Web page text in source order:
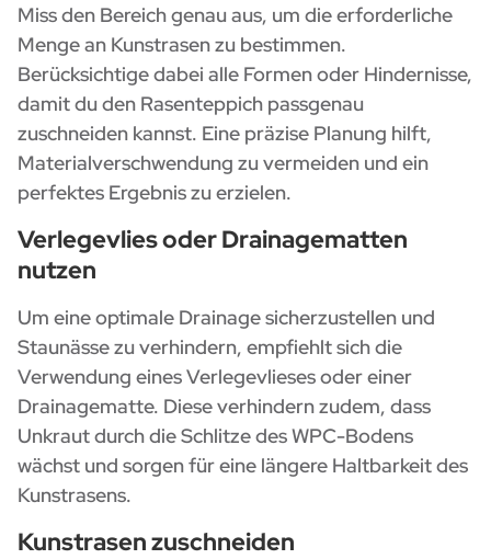
Miss den Bereich genau aus, um die erforderliche
Menge an Kunstrasen zu bestimmen.
Berücksichtige dabei alle Formen oder Hindernisse,
damit du den Rasenteppich passgenau
zuschneiden kannst. Eine präzise Planung hilft,
Materialverschwendung zu vermeiden und ein
perfektes Ergebnis zu erzielen.
Verlegevlies oder Drainagematten
nutzen
Um eine optimale Drainage sicherzustellen und
Staunässe zu verhindern, empfiehlt sich die
Verwendung eines Verlegevlieses oder einer
Drainagematte. Diese verhindern zudem, dass
Unkraut durch die Schlitze des WPC-Bodens
wächst und sorgen für eine längere Haltbarkeit des
Kunstrasens.
Kunstrasen zuschneiden